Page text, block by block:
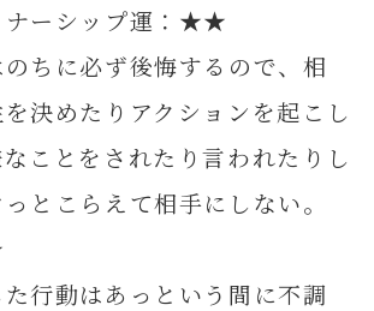
ナーシップ運：★★
ちに必ず後悔するので、相
決めたりアクションを起こし
ことをされたり言われたりし
とこらえて相手にしない。
行動はあっという間に不調